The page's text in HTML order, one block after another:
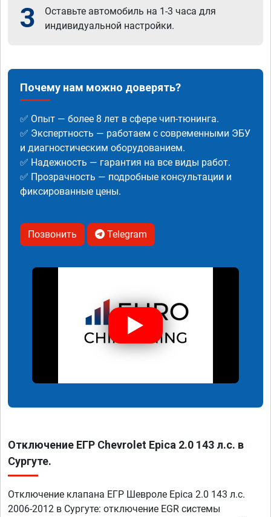
3
Оставьте автомобиль на 1-3 часа для
индивидуальной настройки.
Почему нам можно доверять?
✅ Опыт — более 8 лет в сфере чип-тюнинга.
✅ Экспертность — работаем с современными ЭБУ
и диагностическим оборудованием.
✅ Надежность — гарантия на все виды работ.
✅ Прозрачность — подробные консультации и
фиксированные цены.
Позвонить Telegram
Отключение ЕГР Chevrolet Epica 2.0 143 л.с. в
Сургуте.
Отключение клапана ЕГР Шевроле Epica 2.0 143 л.с.
2006-2012 в Сургуте: отключение EGR системы